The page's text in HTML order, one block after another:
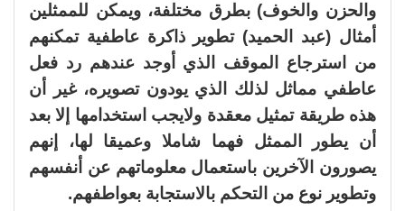
والحزن والخوف) بطرق مختلفة، ويمكن للممثلين
أمثال (عبد الحميد) تطوير ذاكرة عاطفية تمكنهم
من استرجاع الموقف الذي أوجد عندهم رد فعل
عاطفي مماثل لذلك الذي يودون تصويره، غير أن
هذه طريقة تمثيل معقدة ولايجب استخدامها إلا بعد
أن يطور الممثل فهما شاملا وعميقا لها، إنهم
يصورون الآخرين باستعمال معلوماتهم عن أنفسهم
وتطوير نوع من التحكم بالاستجابة بعواطفهم.